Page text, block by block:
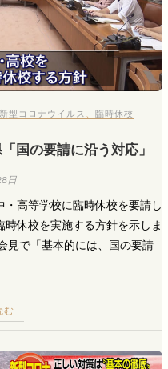
新型コロナウイルス 、臨時休校
国の要請に沿う対応」
日
高等学校に臨時休校を要請し
休校を実施する方針を示しま
見で「基本的には、国の要請
む